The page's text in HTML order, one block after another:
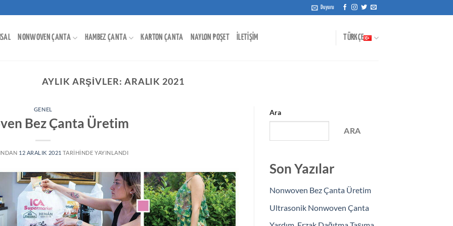
Duyuru
NONWOVEN ÇANTA HAMBEZ ÇANTA KARTON ÇANTA NAYLON POŞET İLETİŞİM TÜRKÇE
AYLIK ARŞIVLER: ARALIK 2021
GENEL
Bez Çanta Üretim
12 ARALIK 2021 TARIHINDE YAYINLANDI
Ara
ARA
Son Yazılar
Nonwoven Bez Çanta Üretim
Ultrasonik Nonwoven Çanta